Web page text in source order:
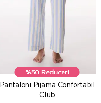
%50 Reduceri
Pantaloni Pijama Confortabil
Club